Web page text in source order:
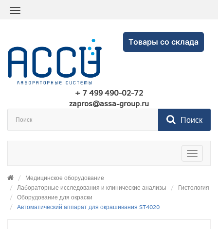
Товары со склада
+ 7 499 490-02-72
zapros@assa-group.ru
Поиск
Toggle
Медицинское оборудование
Лабораторные исследования и клинические анализы
Гистология
Оборудование для окраски
Автоматический аппарат для окрашивания ST4020